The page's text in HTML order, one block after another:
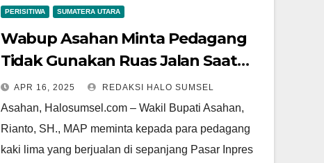
PERISITIWA SUMATERA UTARA
Wabup Asahan Minta Pedagang
Tidak Gunakan Ruas Jalan Saat
Berjualan
APR 16, 2025 REDAKSI HALO SUMSEL
Asahan, Halosumsel.com – Wakil Bupati Asahan,
Rianto, SH., MAP meminta kepada para pedagang
kaki lima yang berjualan di sepanjang Pasar Inpres